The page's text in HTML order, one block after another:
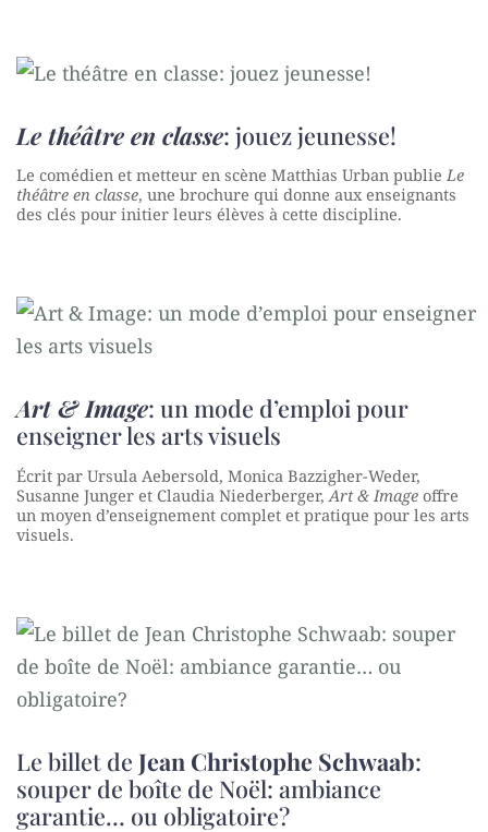
Le théâtre en classe: jouez jeunesse!
Le comédien et metteur en scène Matthias Urban publie Le
théâtre en classe, une brochure qui donne aux enseignants
des clés pour initier leurs élèves à cette discipline.
Art & Image: un mode d’emploi pour
enseigner les arts visuels
Écrit par Ursula Aebersold, Monica Bazzigher-Weder,
Susanne Junger et Claudia Niederberger, Art & Image offre
un moyen d’enseignement complet et pratique pour les arts
visuels.
Le billet de Jean Christophe Schwaab:
souper de boîte de Noël: ambiance
garantie… ou obligatoire?